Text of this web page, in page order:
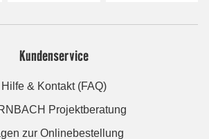
Kundenservice
Hilfe & Kontakt (FAQ)
Projektberatung
zur Onlinebestellung